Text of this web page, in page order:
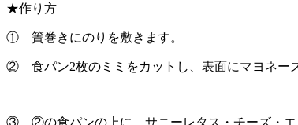
★作り方
① 簀巻きにのりを敷きます。
② 食パン2枚のミミをカットし、表面にマヨネー
③ ②の食パンの上に、サニーレタス・チーズ・エ